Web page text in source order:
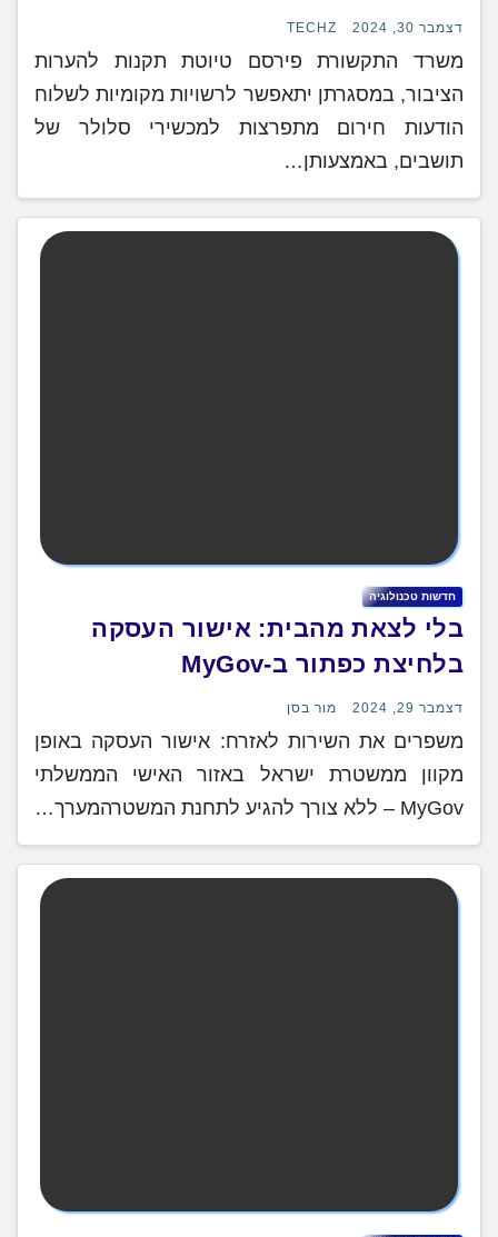
דצמבר 30, 2024 TECHZ
משרד התקשורת פירסם טיוטת תקנות להערות
הציבור, במסגרתן יתאפשר לרשויות מקומיות לשלוח
הודעות חירום מתפרצות למכשירי סלולר של
תושבים, באמצעותן…
חדשות טכנולוגיה
בלי לצאת מהבית: אישור העסקה
בלחיצת כפתור ב-MyGov
דצמבר 29, 2024 מור בסן
משפרים את השירות לאזרח: אישור העסקה באופן
מקוון ממשטרת ישראל באזור האישי הממשלתי
MyGov – ללא צורך להגיע לתחנת המשטרהמערך…